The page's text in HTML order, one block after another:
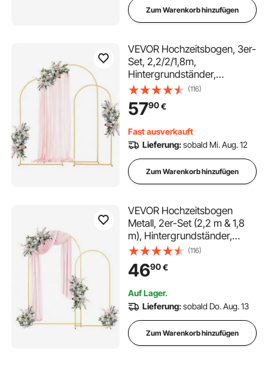
Zum Warenkorb hinzufügen
VEVOR Hochzeitsbogen, 3er-
Set, 2,2/2/1,8m,
Hintergrundständer,
goldfarbener Metallbogen,
Traubogen, Ballonbogen für
Hochzeiten,
Abschlussfeiern, Feiertage &
Zeremoniendekorationen
(116)
5790€
Fast ausverkauft
Lieferung:sobald Mi. Aug. 12
Zum Warenkorb hinzufügen
VEVOR Hochzeitsbogen
Metall, 2er-Set (2,2 m & 1,8
m), Hintergrundständer,
Goldfarbener Ballonbogen für
Hochzeiten,
Geburtstagsfeiern,
Zeremoniendekorationen
(116)
4690€
Auf Lager.
Lieferung:sobald Do. Aug. 13
Zum Warenkorb hinzufügen